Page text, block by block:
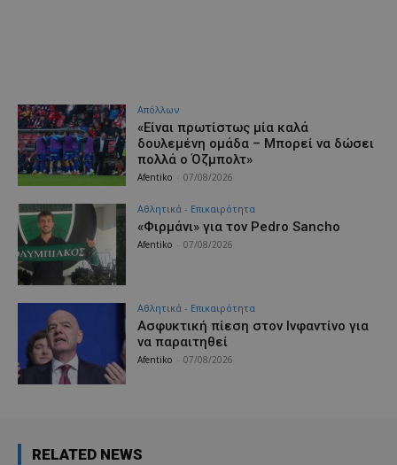
Απόλλων
«Είναι πρωτίστως μία καλά
δουλεμένη ομάδα – Μπορεί να δώσει
πολλά ο Όζμπολτ»
Afentiko 07/08/2026
Αθλητικά - Επικαιρότητα
«Φιρμάνι» για τον Pedro Sancho
Afentiko 07/08/2026
Αθλητικά - Επικαιρότητα
Ασφυκτική πίεση στον Ινφαντίνο για
να παραιτηθεί
Afentiko 07/08/2026
RELATED NEWS